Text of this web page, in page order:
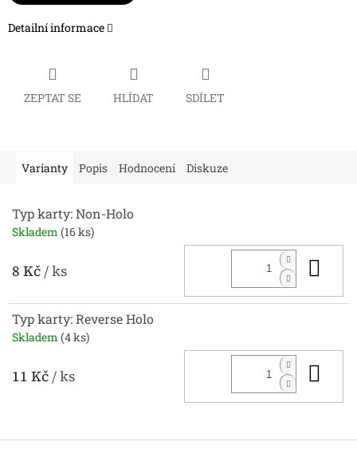
Detailní informace
ZEPTAT SE HLÍDAT SDÍLET
Varianty Popis Hodnocení Diskuze
Typ karty: Non-Holo
Skladem (16 ks)
8 Kč / ks
Typ karty: Reverse Holo
Skladem (4 ks)
11 Kč/ ks
Z